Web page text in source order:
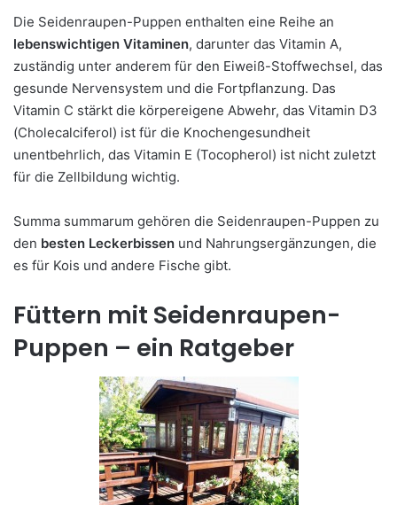
Die Seidenraupen-Puppen enthalten eine Reihe an
lebenswichtigen Vitaminen, darunter das Vitamin A,
zuständig unter anderem für den Eiweiß-Stoffwechsel, das
gesunde Nervensystem und die Fortpflanzung. Das
Vitamin C stärkt die körpereigene Abwehr, das Vitamin D3
(Cholecalciferol) ist für die Knochengesundheit
unentbehrlich, das Vitamin E (Tocopherol) ist nicht zuletzt
für die Zellbildung wichtig.
Summa summarum gehören die Seidenraupen-Puppen zu
den besten Leckerbissen und Nahrungsergänzungen, die
es für Kois und andere Fische gibt.
Füttern mit Seidenraupen-
Puppen – ein Ratgeber